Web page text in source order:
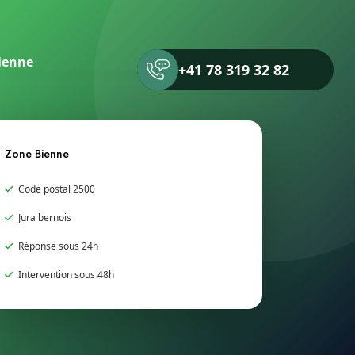
+41 78 319 32 82
Zone Bienne
Code postal 2500
Jura bernois
Réponse sous 24h
Intervention sous 48h